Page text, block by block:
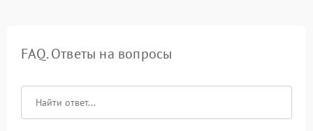
FAQ. Ответы на вопросы